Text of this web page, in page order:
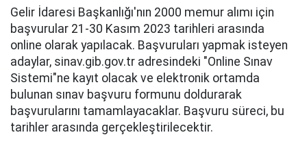
Gelir İdaresi Başkanlığı'nın 2000 memur alımı için
başvurular 21-30 Kasım 2023 tarihleri arasında
online olarak yapılacak. Başvuruları yapmak isteyen
adaylar, sinav.gib.gov.tr adresindeki "Online Sınav
Sistemi"ne kayıt olacak ve elektronik ortamda
bulunan sınav başvuru formunu doldurarak
başvurularını tamamlayacaklar. Başvuru süreci, bu
tarihler arasında gerçekleştirilecektir.